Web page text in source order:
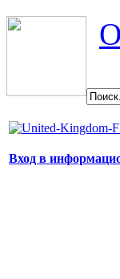
Вход в